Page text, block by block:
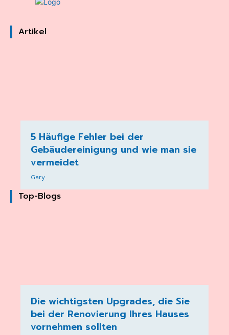
Artikel
5 Häufige Fehler bei der
Gebäudereinigung und wie man sie
vermeidet
Gary
Top-Blogs
Die wichtigsten Upgrades, die Sie
bei der Renovierung Ihres Hauses
vornehmen sollten